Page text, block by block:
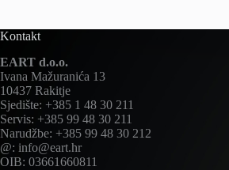
Kontakt
EART d.o.o.
Ivana Mažuranića 13
10437 Rakitje
Sjedište: +385 1 48 30 211
Servis: +385 99 48 30 211
Narudžbe: +385 99 48 30 212
@: info@eart.hr
OIB: 03661660811